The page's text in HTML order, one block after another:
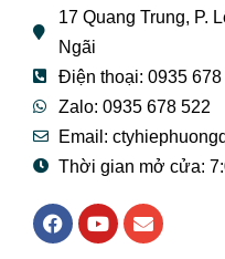
17 Quang Trung, P.
Ngãi
Điện thoại: 0935 678
Zalo: 0935 678 522
Email:
Thời gian mở cửa:
F
a
Y
o
E
n